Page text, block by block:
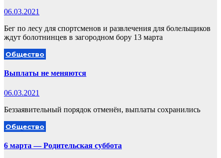
06.03.2021
Бег по лесу для спортсменов и развлечения для болельщиков
ждут болотнинцев в загородном бору 13 марта
Общество
Выплаты не меняются
06.03.2021
Беззаявительный порядок отменён, выплаты сохранились
Общество
6 марта — Родительская суббота